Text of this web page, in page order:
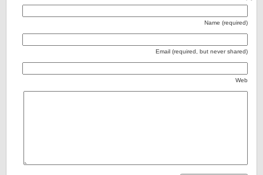
Name (required)
Email (required, but never shared)
Web